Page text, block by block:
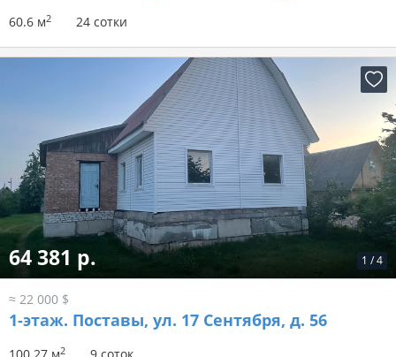
60.6 м2 24 сотки
1 /4
64 381 р.
≈ 22 000 $
1-этаж. Поставы, ул. 17 Сентября, д. 56
2